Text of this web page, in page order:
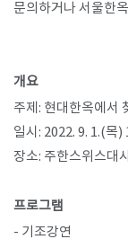
문의하거나 서울한
개요
주제 : 현대한옥에서
일시 : 2022. 9. 1.(목)
장소: 주한스위스대
프로그램
- 기조강연